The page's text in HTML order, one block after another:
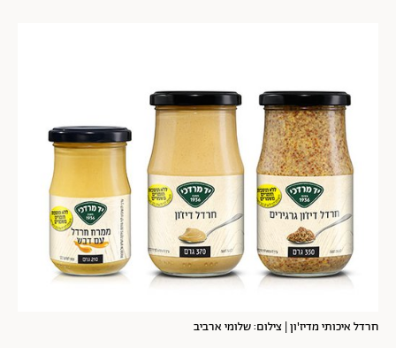
חרדל איכותי מדיז'ון | צילום: שלומי ארביב